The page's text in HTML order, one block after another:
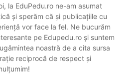
la EduPedu.ro ne-am asumat
și sperăm că și publicațiile cu
vor face la fel. Ne bucurăm
pe Edupedu.ro și suntem
noastră de a cita sursa
reciprocă de respect și